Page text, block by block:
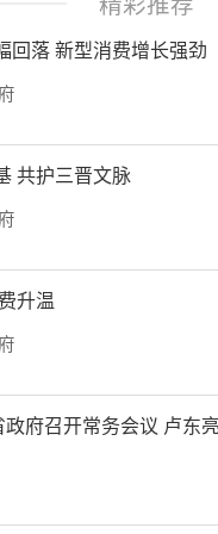
记者杨晨光摄
兴，百业旺。曾经
也是其发展路径的
大地上，一幅更具
图正徐徐展开。
土高原的特色农
造业集群崛起，
旅、农业、特色制
构建支撑未来发展
源型地区转型的
古村落的“新流
文旅融合激活“幸
回落 新型消费增长强劲
共护三晋文脉
升温
府召开常务会议 卢东